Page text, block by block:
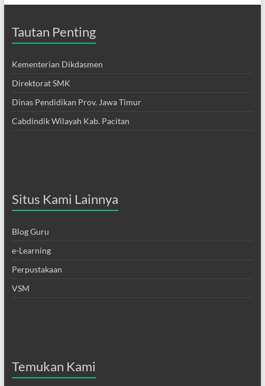
Tautan Penting
Kementerian Dikdasmen
Direktorat SMK
Dinas Pendidikan Prov. Jawa Timur
Cabdindik Wilayah Kab. Pacitan
Situs Kami Lainnya
Blog Guru
e-Learning
Perpustakaan
VSM
Temukan Kami